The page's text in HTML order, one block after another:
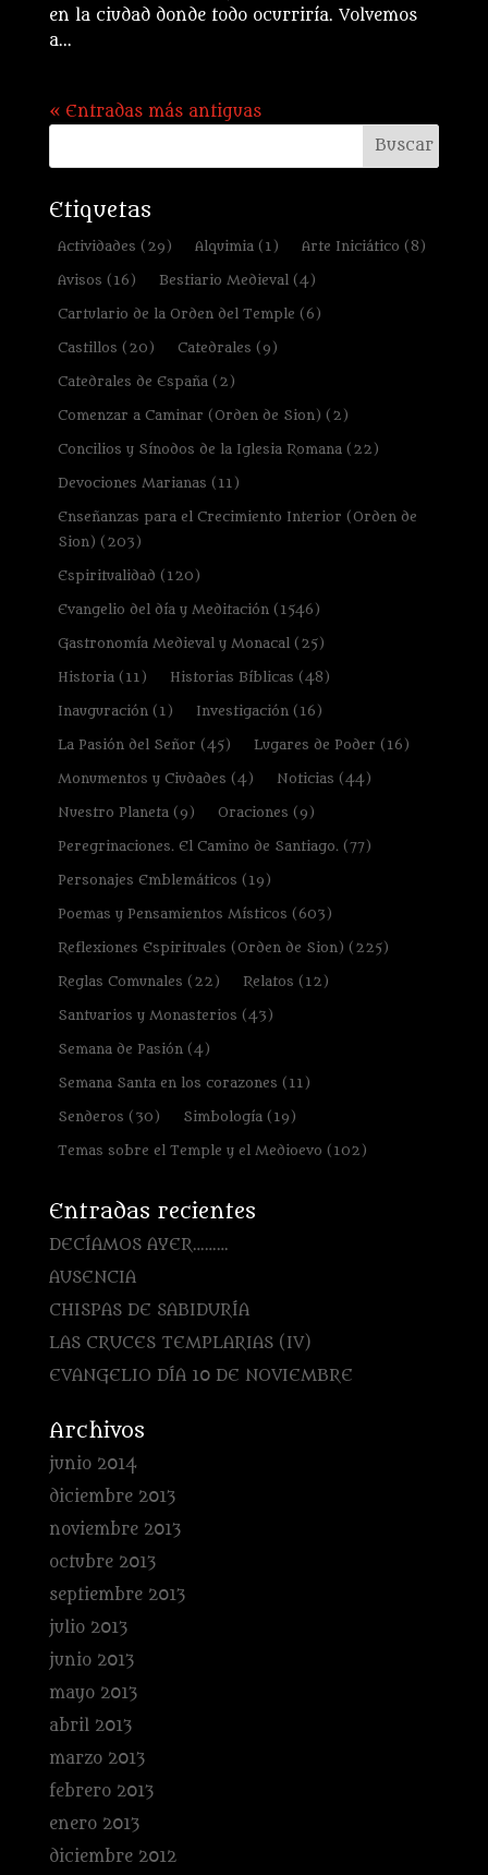
en la ciudad donde todo ocurriría. Volvemos
a...
« Entradas más antiguas
Etiquetas
Actividades (29) Alquimia (1) Arte Iniciático (8)
Avisos (16) Bestiario Medieval (4)
Cartulario de la Orden del Temple (6)
Castillos (20) Catedrales (9)
Catedrales de España (2)
Comenzar a Caminar (Orden de Sion) (2)
Concilios y Sínodos de la Iglesia Romana (22)
Devociones Marianas (11)
Enseñanzas para el Crecimiento Interior (Orden de
Sion) (203)
Espiritualidad (120)
Evangelio del día y Meditación (1546)
Gastronomía Medieval y Monacal (25)
Historia (11) Historias Bíblicas (48)
Inauguración (1) Investigación (16)
La Pasión del Señor (45) Lugares de Poder (16)
Monumentos y Ciudades (4) Noticias (44)
Nuestro Planeta (9) Oraciones (9)
Peregrinaciones. El Camino de Santiago. (77)
Personajes Emblemáticos (19)
Poemas y Pensamientos Místicos (603)
Reflexiones Espirituales (Orden de Sion) (225)
Reglas Comunales (22) Relatos (12)
Santuarios y Monasterios (43)
Semana de Pasión (4)
Semana Santa en los corazones (11)
Senderos (30) Simbología (19)
Temas sobre el Temple y el Medioevo (102)
Entradas recientes
DECÍAMOS AYER………
AUSENCIA
CHISPAS DE SABIDURÍA
LAS CRUCES TEMPLARIAS (IV)
EVANGELIO DÍA 10 DE NOVIEMBRE
Archivos
junio 2014
diciembre 2013
noviembre 2013
octubre 2013
septiembre 2013
julio 2013
junio 2013
mayo 2013
abril 2013
marzo 2013
febrero 2013
enero 2013
diciembre 2012